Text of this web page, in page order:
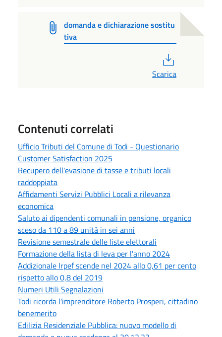
domanda e dichiarazione sostitu
tiva
Scarica
Contenuti correlati
Ufficio Tributi del Comune di Todi - Questionario
Customer Satisfaction 2025
Recupero dell'evasione di tasse e tributi locali
raddoppiata
Affidamenti Servizi Pubblici Locali a rilevanza
economica
Saluto ai dipendenti comunali in pensione, organico
sceso da 110 a 89 unità in sei anni
Revisione semestrale delle liste elettorali
Formazione della lista di leva per l'anno 2024
Addizionale Irpef scende nel 2024 allo 0,61 per cento
rispetto allo 0,8 del 2019
Numeri Utili Segnalazioni
Todi ricorda l'imprenditore Roberto Prosperi, cittadino
benemerito
Edilizia Residenziale Pubblica: nuovo modello di